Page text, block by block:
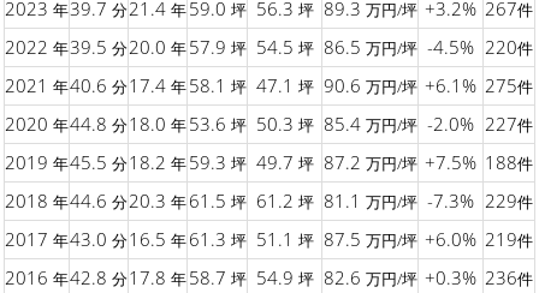
2023 年39.7 分21.4 年59.0 坪 56.3 坪 89.3 万円/坪 +3.2% 267件
2022 年39.5 分20.0 年57.9 坪 54.5 坪 86.5 万円/坪 -4.5% 220件
2021 年40.6 分17.4 年58.1 坪 47.1 坪 90.6 万円/坪 +6.1% 275件
2020 年44.8 分18.0 年53.6 坪 50.3 坪 85.4 万円/坪 -2.0% 227件
2019 年45.5 分18.2 年59.3 坪 49.7 坪 87.2 万円/坪 +7.5% 188件
2018 年44.6 分20.3 年61.5 坪 61.2 坪 81.1 万円/坪 -7.3% 229件
2017 年43.0 分16.5 年61.3 坪 51.1 坪 87.5 万円/坪 +6.0% 219件
2016 年42.8 分17.8 年58.7 坪 54.9 坪 82.6 万円/坪 +0.3% 236件